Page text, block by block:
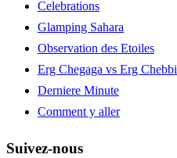
Celebrations
Glamping Sahara
Observation des Etoiles
Erg Chegaga vs Erg Chebbi
Derniere Minute
Comment y aller
Suivez-nous